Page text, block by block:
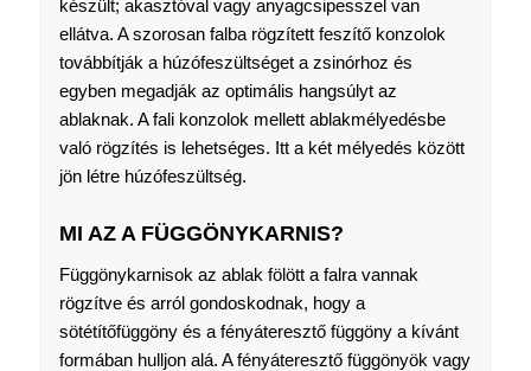
készült; akasztóval vagy anyagcsipesszel van
ellátva. A szorosan falba rögzített feszítő konzolok
továbbítják a húzófeszültséget a zsinórhoz és
egyben megadják az optimális hangsúlyt az
ablaknak. A fali konzolok mellett ablakmélyedésbe
való rögzítés is lehetséges. Itt a két mélyedés között
jön létre húzófeszültség.
MI AZ A FÜGGÖNYKARNIS?
Függönykarnisok az ablak fölött a falra vannak
rögzítve és arról gondoskodnak, hogy a
sötétítőfüggöny és a fényáteresztő függöny a kívánt
formában hulljon alá. A fényáteresztő függönyök vagy